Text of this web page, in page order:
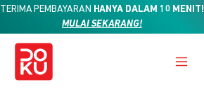
TERIMA PEMBAYARAN HANYA DALAM 10 MENIT!
MULAI SEKARANG!